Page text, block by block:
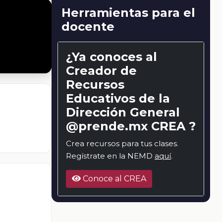
Herramientas para el
docente
¿Ya conoces al
Creador de
Recursos
Educativos de la
Dirección General
@prende.mx CREA ?
Crea recursos para tus clases.
Regístrate en la NEMD aquí.
Conoce al CREA